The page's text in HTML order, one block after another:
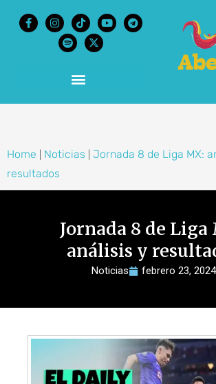
Home Noticias
Jornada 8 de Liga MX:
resultados
Jornada 8 de Liga
análisis y
Noticias febrero 23, 2024